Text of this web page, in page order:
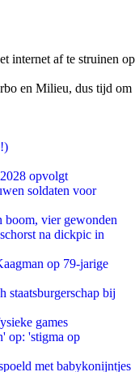
internet af te struinen op
en Milieu, dus tijd om
opvolgt
soldaten voor
boom, vier gewonden
na dickpic in
op 79-jarige
staatsburgerschap bij
games
op: 'stigma op
met babykonijntjes